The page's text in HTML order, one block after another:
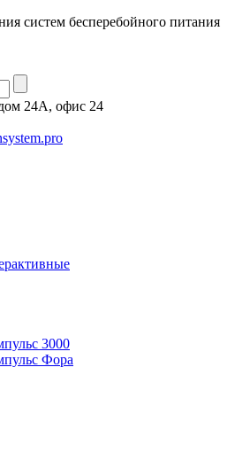
систем бесперебойного питания
24А, офис 24
3000
Фора